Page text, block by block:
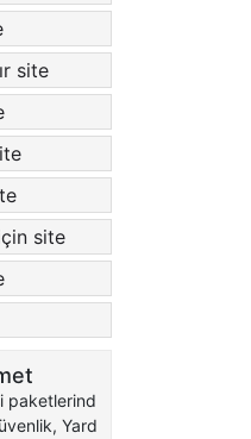
site
site
paketlerind
Yard